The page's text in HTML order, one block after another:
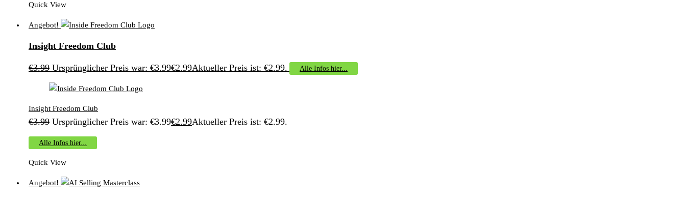
Quick View
Angebot!
Insight Freedom Club
€3.99 Ursprünglicher Preis war: €3.99€2.99Aktueller Preis ist: €2.99. Alle Infos hier...
Insight Freedom Club
€3.99 Ursprünglicher Preis war: €3.99€2.99Aktueller Preis ist: €2.99.
Alle Infos hier...
Quick View
Angebot!